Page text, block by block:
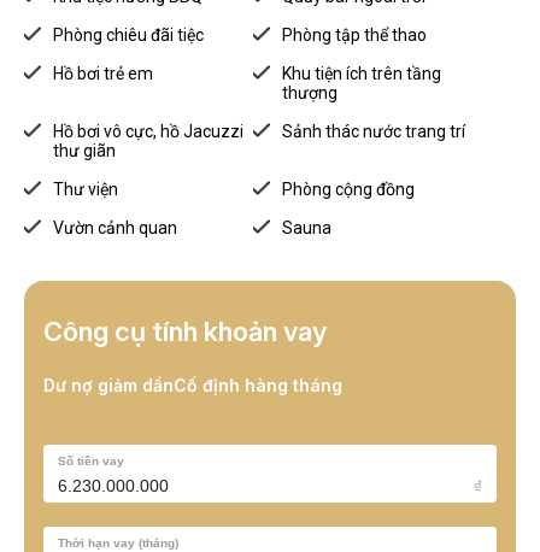
Thông Tin Tổng Thể The MarQ
Vị trí:
1, TP. HCM
Chủ đầu tư:
Hongkong Land
Diện tích đất:
5.146,4m2
Phòng chiêu đãi tiệc
Phòng tập thể thao
Hồ bơi trẻ em
Khu tiện ích trên tầng
thượng
Hồ bơi vô cực, hồ Jacuzzi
thư giãn
Sảnh thác nước trang trí
Thư viện
Phòng cộng đồng
Vườn cảnh quan
Sauna
Công cụ tính khoản vay
Dư nợ giảm dầnCố định hàng tháng
Số tiền vay
₫
Thời hạn vay (tháng)